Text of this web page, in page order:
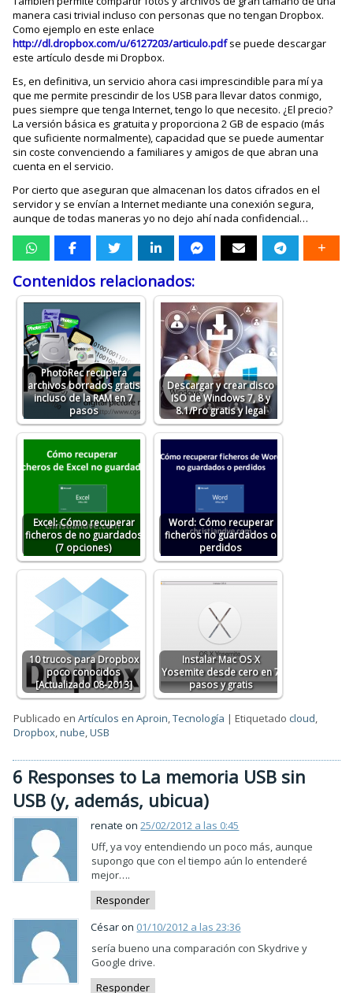
manera casi trivial incluso con personas que no tengan Dropbox.
Como ejemplo en este enlace
http://dl.dropbox.com/u/6127203/articulo.pdfse puede descargar
este artículo desde mi Dropbox.
Es, en definitiva, un servicio ahora casi imprescindible para mí ya
que me permite prescindir de los USB para llevar datos conmigo,
pues siempre que tenga Internet, tengo lo que necesito. ¿El precio?
La versión básica es gratuita y proporciona 2 GB de espacio (más
que suficiente normalmente), capacidad que se puede aumentar
sin coste convenciendo a familiares y amigos de que abran una
cuenta en el servicio.
Por cierto que aseguran que almacenan los datos cifrados en el
servidor y se envían a Internet mediante una conexión segura,
aunque de todas maneras yo no dejo ahí nada confidencial…
Contenidos relacionados:
PhotoRec recupera
archivos borrados gratis
incluso de la RAM en 7
pasos
Descargar y crear disco
ISO de Windows 7, 8 y
8.1/Pro gratis y legal
Excel: Cómo recuperar
ficheros de no guardados
(7 opciones)
Word: Cómo recuperar
ficheros no guardados o
perdidos
10 trucos para Dropbox
poco conocidos
[Actualizado 08-2013]
Instalar Mac OS X
Yosemite desde cero en 7
pasos y gratis
Publicado en Artículos en Aproin,Tecnología |Etiquetado cloud,
Dropbox,nube,USB
6 Responses to La memoria USB sin
USB (y, además, ubicua)
renate on25/02/2012 a las 0:45
Uff, ya voy entendiendo un poco más, aunque
supongo que con el tiempo aún lo entenderé
mejor….
Responder
César on 01/10/2012 a las 23:36
sería bueno una comparación con Skydrive y
Google drive.
Responder